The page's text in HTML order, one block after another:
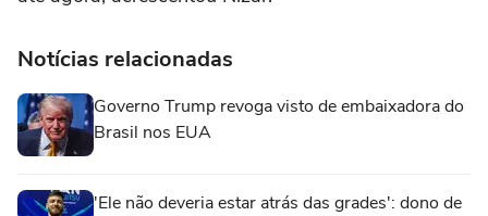
Notícias relacionadas
Governo Trump revoga visto de embaixadora do
Brasil nos EUA
'Ele não deveria estar atrás das grades': dono de